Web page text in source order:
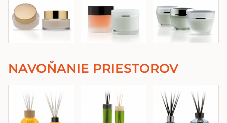
NAVOŇANIE PRIESTOROV